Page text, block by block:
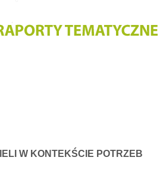
W KONTEKŚCIE POTRZEB